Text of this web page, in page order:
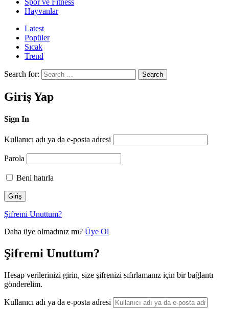
Hayvanlar
Latest
Popüler
Sıcak
Trend
Search for: Search
Giriş Yap
Sign In
Kullanıcı adı ya da e-posta adresi
Parola
Beni hatırla
Şifremi Unuttum?
Daha üye olmadınız mı? Üye Ol
Şifremi Unuttum?
Hesap verilerinizi girin, size şifrenizi sıfırlamanız için bir bağlantı
gönderelim.
Kullanıcı adı ya da e-posta adresi